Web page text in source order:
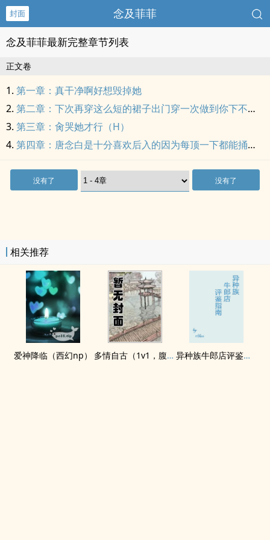
封面 念及菲菲
念及菲菲最新完整章节列表
正文卷
第一章：真干净啊好想毁掉她
第二章：下次再穿这么短的裙子出门穿一次做到你下不了床
第三章：肏哭她才行（H）
第四章：唐念白是十分喜欢后入的因为每顶一下都能捅到子宫的最深处（H）
没有了 没有了
相关推荐
爱神降临（西幻np） 多情自古（1v1，腹黑内侍咸鱼皇后） 异种族牛郎店评鉴指南